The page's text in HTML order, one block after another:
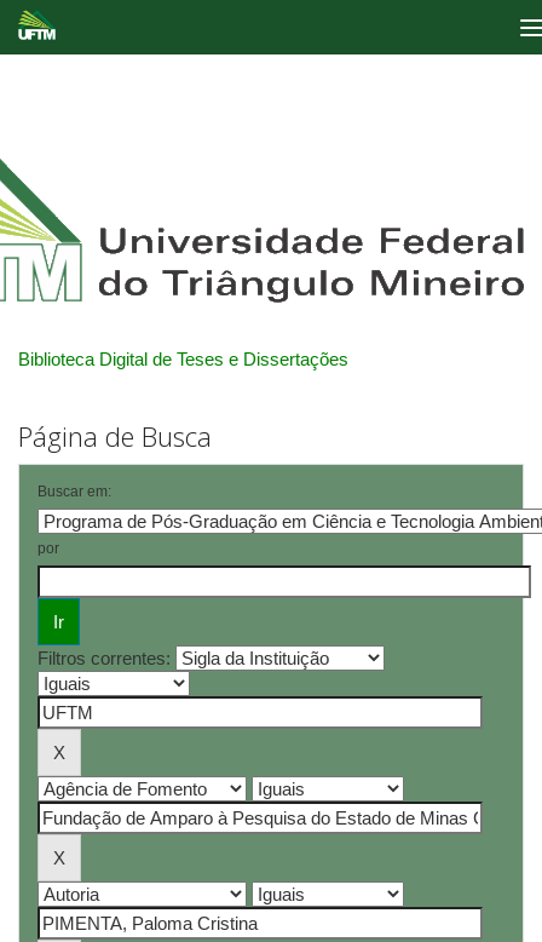
Biblioteca Digital de Teses e Dissertações
Página de Busca
Buscar em:
por
Filtros correntes: